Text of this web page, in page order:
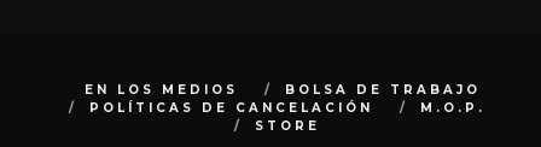
EN LOS MEDIOS
BOLSA DE TRABAJO
POLÍTICAS DE CANCELACIÓN
M.O.P.
STORE